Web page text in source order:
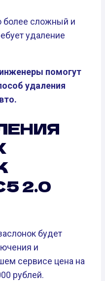
более сложный и
удаление
помогут
удаления
2.0
будет
и
сервисе цена на
рублей.